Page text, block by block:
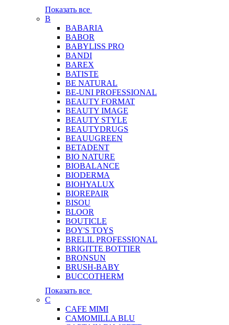
Показать все
B
BABARIA
BABOR
BABYLISS PRO
BANDI
BAREX
BATISTE
BE NATURAL
BE-UNI PROFESSIONAL
BEAUTY FORMAT
BEAUTY IMAGE
BEAUTY STYLE
BEAUTYDRUGS
BEAUUGREEN
BETADENT
BIO NATURE
BIOBALANCE
BIODERMA
BIOHYALUX
BIOREPAIR
BISOU
BLOOR
BOUTICLE
BOY'S TOYS
BRELIL PROFESSIONAL
BRIGITTE BOTTIER
BRONSUN
BRUSH-BABY
BUCCOTHERM
Показать все
C
CAFE MIMI
CAMOMILLA BLU